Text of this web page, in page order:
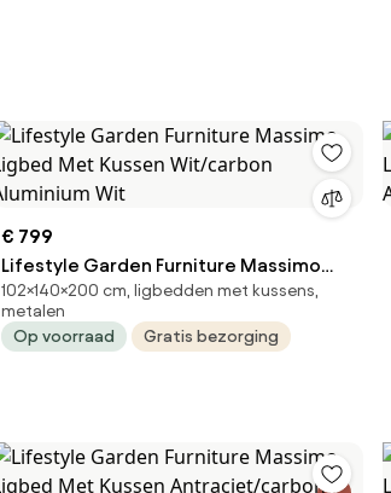
€ 799
Lifestyle Garden Furniture Massimo
Ligbed Met Kussen Wit/carbon
Aluminium Wit
102×140×200 cm, ligbedden met kussens,
metalen
Op voorraad
Gratis bezorging